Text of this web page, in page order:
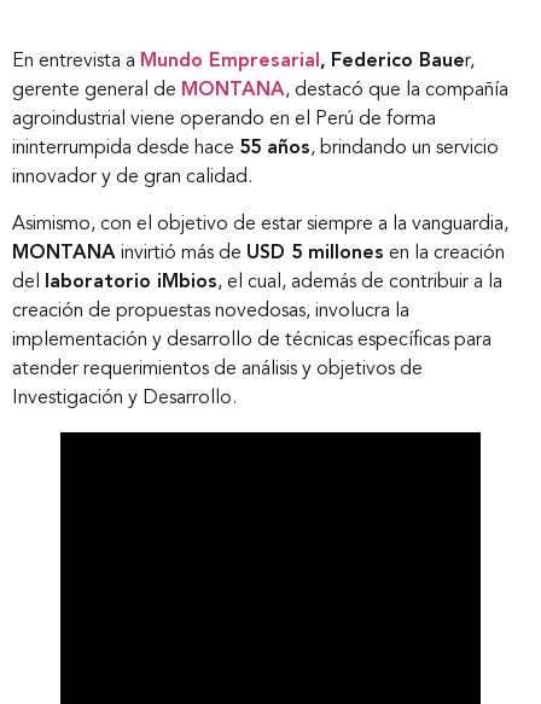
En entrevista a Mundo Empresarial , Federico Bauer,
gerente general de MONTANA, destacó que la compañía
agroindustrial viene operando en el Perú de forma
ininterrumpida desde hace 55 años, brindando un servicio
innovador y de gran calidad.
Asimismo, con el objetivo de estar siempre a la vanguardia,
MONTANA invirtió más de USD 5 millones en la creación
del
laboratorio iMbios, el cual, además de contribuir a la
creación de propuestas novedosas, involucra la
implementación y desarrollo de técnicas específicas para
atender requerimientos de análisis y objetivos de
Investigación y Desarrollo.